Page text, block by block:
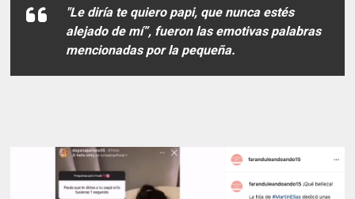
"Le diría te quiero papi, que nunca estés
alejado de mí”, fueron las emotivas palabras
mencionadas por la pequeña.